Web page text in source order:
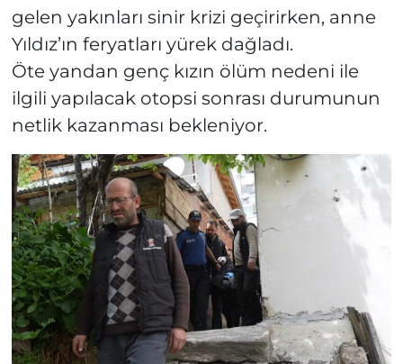
gelen yakınları sinir krizi geçirirken, anne
Yıldız’ın feryatları yürek dağladı.
Öte yandan genç kızın ölüm nedeni ile
ilgili yapılacak otopsi sonrası durumunun
netlik kazanması bekleniyor.